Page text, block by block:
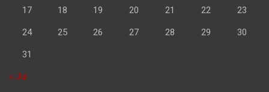
17 18 19 20 21 22 23
24 25 26 27 28 29 30
31
« Jul